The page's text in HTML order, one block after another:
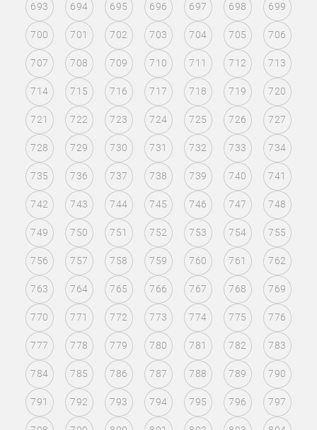
693 694 695 696 697 698 699
700 701 702 703 704 705 706
707 708 709 710 711 712 713
714 715 716 717 718 719 720
721 722 723 724 725 726 727
728 729 730 731 732 733 734
735 736 737 738 739 740 741
742 743 744 745 746 747 748
749 750 751 752 753 754 755
756 757 758 759 760 761 762
763 764 765 766 767 768 769
770 771 772 773 774 775 776
777 778 779 780 781 782 783
784 785 786 787 788 789 790
791 792 793 794 795 796 797